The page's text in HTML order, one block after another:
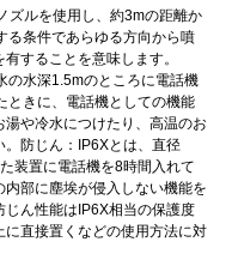
ズルを使用し、約3mの距離か
る条件であらゆる方向から噴
することを意味します。
の水深1.5mのところに電話機
ときに、電話機としての機能
や冷水につけたり、高温のお
防じん：IP6Xとは、直径
装置に電話機を8時間入れて
部に塵埃が侵入しない機能を
ん性能はIP6X相当の保護度
直接置くなどの使用方法に対